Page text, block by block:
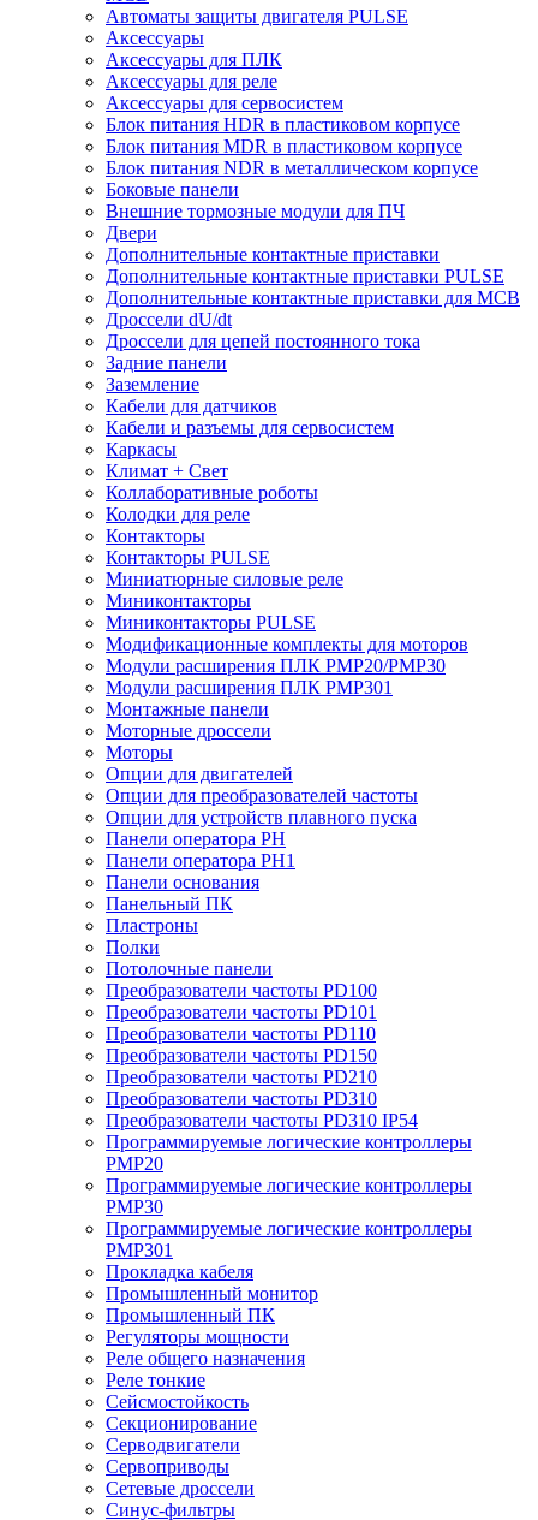
Автоматы защиты двигателя PULSE
Аксессуары
Аксессуары для ПЛК
Аксессуары для реле
Аксессуары для сервосистем
Блок питания HDR в пластиковом корпусе
Блок питания MDR в пластиковом корпусе
Блок питания NDR в металлическом корпусе
Боковые панели
Внешние тормозные модули для ПЧ
Двери
Дополнительные контактные приставки
Дополнительные контактные приставки PULSE
Дополнительные контактные приставки для MCB
Дроссели dU/dt
Дроссели для цепей постоянного тока
Задние панели
Заземление
Кабели для датчиков
Кабели и разъемы для сервосистем
Каркасы
Климат + Свет
Коллаборативные роботы
Колодки для реле
Контакторы
Контакторы PULSE
Миниатюрные силовые реле
Миниконтакторы
Миниконтакторы PULSE
Модификационные комплекты для моторов
Модули расширения ПЛК PMP20/PMP30
Модули расширения ПЛК PMP301
Монтажные панели
Моторные дроссели
Моторы
Опции для двигателей
Опции для преобразователей частоты
Опции для устройств плавного пуска
Панели оператора PH
Панели оператора PH1
Панели основания
Панельный ПК
Пластроны
Полки
Потолочные панели
Преобразователи частоты PD100
Преобразователи частоты PD101
Преобразователи частоты PD110
Преобразователи частоты PD150
Преобразователи частоты PD210
Преобразователи частоты PD310
Преобразователи частоты PD310 IP54
Программируемые логические контроллеры
PMP20
Программируемые логические контроллеры
PMP30
Программируемые логические контроллеры
PMP301
Прокладка кабеля
Промышленный монитор
Промышленный ПК
Регуляторы мощности
Реле общего назначения
Реле тонкие
Сейсмостойкость
Секционирование
Серводвигатели
Сервоприводы
Сетевые дроссели
Синус-фильтры